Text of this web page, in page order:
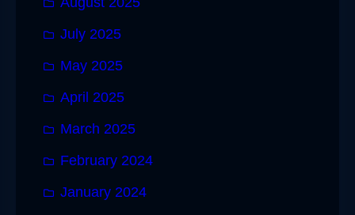
July 2025
May 2025
April 2025
March 2025
February 2024
January 2024